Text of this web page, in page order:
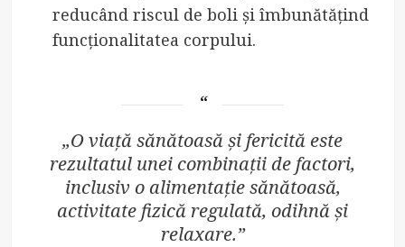
reducând riscul de boli și îmbunătățind
funcționalitatea corpului.
„O viață sănătoasă și fericită este
rezultatul unei combinații de factori,
inclusiv o alimentație sănătoasă,
activitate fizică regulată, odihnă și
relaxare.”